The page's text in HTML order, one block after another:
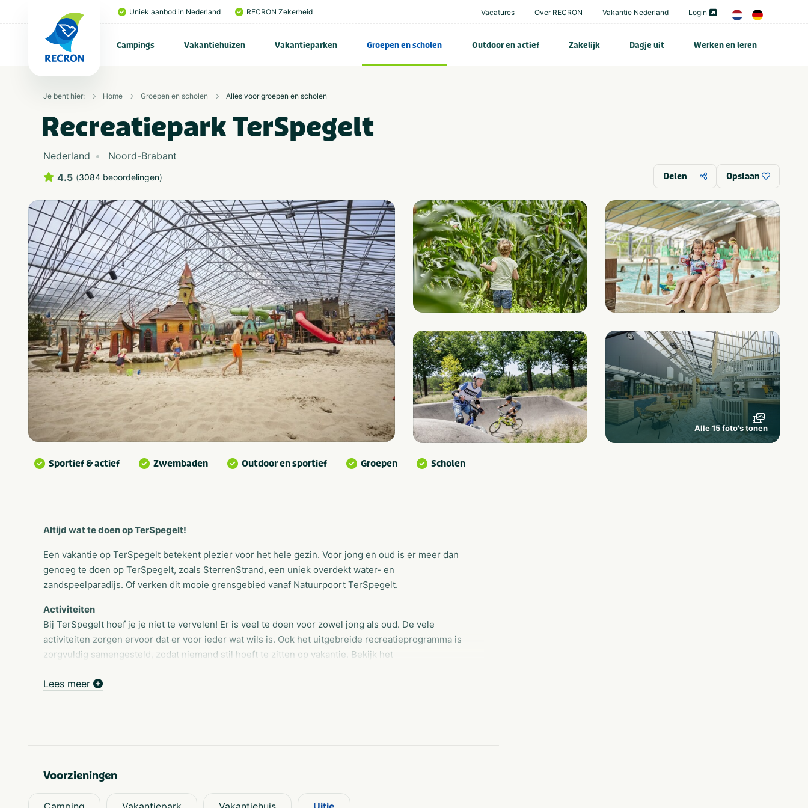
Uniek aanbod in Nederland RECRON Zekerheid Vacatures Over RECRON Vakantie Nederland Login
Campings Vakantiehuizen Vakantieparken Groepen en scholen Outdoor en actief Zakelijk Dagje uit Werken en leren
Je bent hier: Home Groepen en scholen Alles voor groepen en scholen
Recreatiepark TerSpegelt
Nederland
Noord-Brabant
4.5 (3084 beoordelingen) Delen Opslaan
Alle 15 foto's tonen
Sportief & actief Zwembaden Outdoor en sportief Groepen Scholen
Altijd wat te doen op TerSpegelt!
Een vakantie op TerSpegelt betekent plezier voor het hele gezin. Voor jong en oud is er meer dan
genoeg te doen op TerSpegelt, zoals SterrenStrand, een uniek overdekt water- en
zandspeelparadijs. Of verken dit mooie grensgebied vanaf Natuurpoort TerSpegelt.
Activiteiten
Bij TerSpegelt hoef je je niet te vervelen! Er is veel te doen voor zowel jong als oud. De vele
activiteiten zorgen ervoor dat er voor ieder wat wils is. Ook het uitgebreide recreatieprogramma is
zorgvuldig samengesteld, zodat niemand stil hoeft te zitten op vakantie. Bekijk het
Zwemmen bij TerSpegelt
Binnenbad
Zwemplas buiten
Lees meer
Voorzieningen